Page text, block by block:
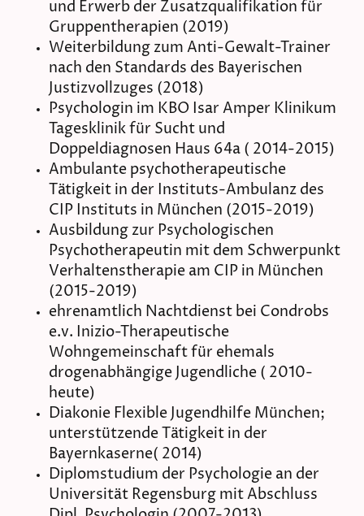
und Erwerb der Zusatzqualifikation für
Gruppentherapien (2019)
Weiterbildung zum Anti-Gewalt-Trainer
nach den Standards des Bayerischen
Justizvollzuges (2018)
Psychologin im KBO Isar Amper Klinikum
Tagesklinik für Sucht und
Doppeldiagnosen Haus 64a ( 2014-2015)
Ambulante psychotherapeutische
Tätigkeit in der Instituts-Ambulanz des
CIP Instituts in München (2015-2019)
Ausbildung zur Psychologischen
Psychotherapeutin mit dem Schwerpunkt
Verhaltenstherapie am CIP in München
(2015-2019)
ehrenamtlich Nachtdienst bei Condrobs
e.v. Inizio-Therapeutische
Wohngemeinschaft für ehemals
drogenabhängige Jugendliche ( 2010-
heute)
Diakonie Flexible Jugendhilfe München;
unterstützende Tätigkeit in der
Bayernkaserne( 2014)
Diplomstudium der Psychologie an der
Universität Regensburg mit Abschluss